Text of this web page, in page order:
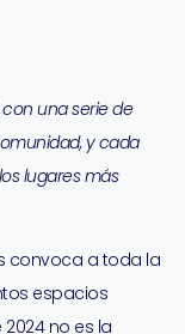
con una serie de
y cada
lugares más
convoca a toda la
espacios
no es la